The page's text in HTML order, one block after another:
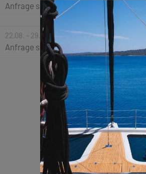
Anfrage senden
22.08. - 29.08.2026
Anfrage senden